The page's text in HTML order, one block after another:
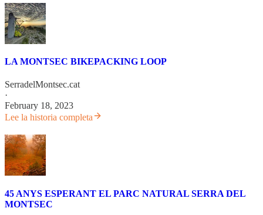
LA MONTSEC BIKEPACKING LOOP
SerradelMontsec.cat
·
February 18, 2023
Lee la historia completa
45 ANYS ESPERANT EL PARC NATURAL SERRA DEL
MONTSEC